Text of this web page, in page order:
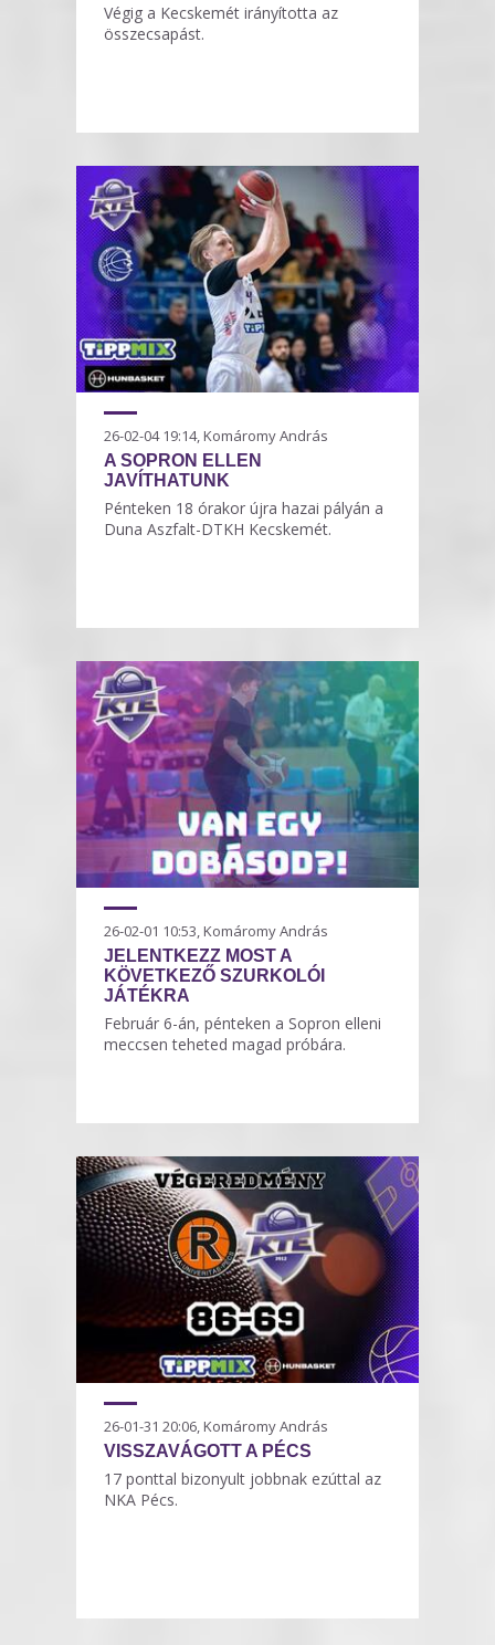
Végig a Kecskemét irányította az
összecsapást.
26-02-04 19:14, Komáromy András
A SOPRON ELLEN
JAVÍTHATUNK
Pénteken 18 órakor újra hazai pályán a
Duna Aszfalt-DTKH Kecskemét.
26-02-01 10:53, Komáromy András
JELENTKEZZ MOST A
KÖVETKEZŐ SZURKOLÓI
JÁTÉKRA
Február 6-án, pénteken a Sopron elleni
meccsen teheted magad próbára.
26-01-31 20:06, Komáromy András
VISSZAVÁGOTT A PÉCS
17 ponttal bizonyult jobbnak ezúttal az
NKA Pécs.